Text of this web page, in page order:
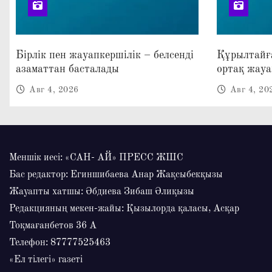
Бірлік пен жауапкершілік – белсенді
азаматтан басталады
Авг 4, 2026
ортақ
Авг 4,
Меншік иесі: «САН- АЙ» ПРЕСС ЖШС
Бас редактор: Егиншибаева Анар Жақсыбекқызы
Жауапты хатшы: Әбдиева Зибаш Әлиқызы
Редакцияның мекен-жайы: Қызылорда қаласы, Асқар
Тоқмағанбетов 36 А
Телефон: 87777525463
«Ел тілегі» газеті